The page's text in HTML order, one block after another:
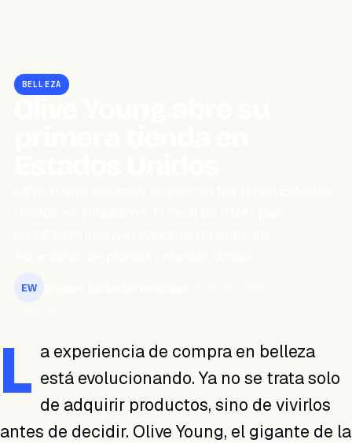
BELLEZA
EW
L a experiencia de compra en belleza
está evolucionando. Ya no se trata solo
de adquirir productos, sino de vivirlos
antes de decidir. Olive Young, el gigante de la